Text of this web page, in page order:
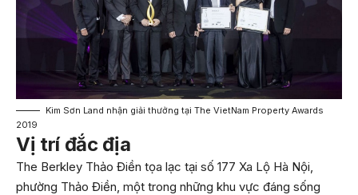
Kim Sơn Land nhận giải thưởng tại The VietNam Property Awards
2019
Vị trí đắc địa
The Berkley Thảo Điền tọa lạc tại số 177 Xa Lộ Hà Nội,
phường Thảo Điền, một trong những khu vực đáng sống